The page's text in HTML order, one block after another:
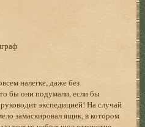
налегке, даже без
бы они подумали, если бы
экспедицией! На случай
замаскировал ящик, в котором